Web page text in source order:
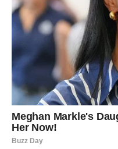
STRPLJENJE,
IZDRŽLJIVOST
Jarac je znak koji je
pokazao. Vi ste navikli
odgovornosti i da se ne
Naredni period donosi
koji potvrđuje da ništa